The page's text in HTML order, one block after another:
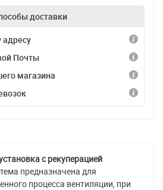
доставки
Почты
магазина
с рекуперацией
предназначена для
процесса вентиляции, при